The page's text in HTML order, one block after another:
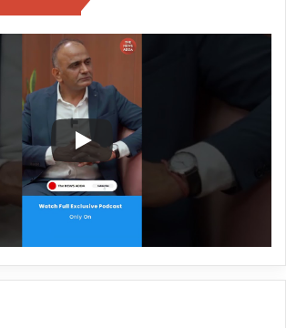
आपदा संबंधित कामों में किया जा
जिलाधिकारी टिहरी से हाल
क्षेत्र में सक्रिय हुए बाघ
ली।
डाॅ एस एस संधु, अपर मुख्य सचिव
बर्द्धन, पुलिस महानिदेशक अशोक
आर के सुधांशु, सचिव नितेश झा,
एसए मुरूगेशन, सहित शासन,